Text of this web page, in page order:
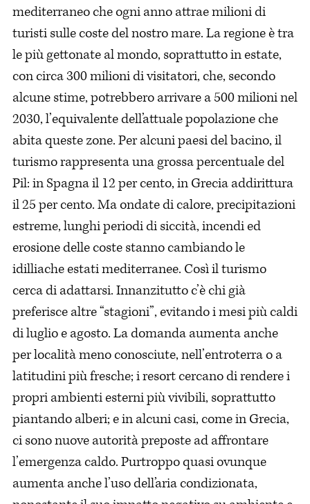
mediterraneo che ogni anno attrae milioni di
turisti sulle coste del nostro mare. La regione è tra
le più gettonate al mondo, soprattutto in estate,
con circa 300 milioni di visitatori, che, secondo
alcune stime, potrebbero arrivare a 500 milioni nel
2030, l’equivalente dell’attuale popolazione che
abita queste zone. Per alcuni paesi del bacino, il
turismo rappresenta una grossa percentuale del
Pil: in Spagna il 12 per cento, in Grecia addirittura
il 25 per cento. Ma ondate di calore, precipitazioni
estreme, lunghi periodi di siccità, incendi ed
erosione delle coste stanno cambiando le
idilliache estati mediterranee. Così il turismo
cerca di adattarsi. Innanzitutto c’è chi già
preferisce altre “stagioni”, evitando i mesi più caldi
di luglio e agosto. La domanda aumenta anche
per località meno conosciute, nell’entroterra o a
latitudini più fresche; i resort cercano di rendere i
propri ambienti esterni più vivibili, soprattutto
piantando alberi; e in alcuni casi, come in Grecia,
ci sono nuove autorità preposte ad affrontare
l’emergenza caldo. Purtroppo quasi ovunque
aumenta anche l’uso dell’aria condizionata,